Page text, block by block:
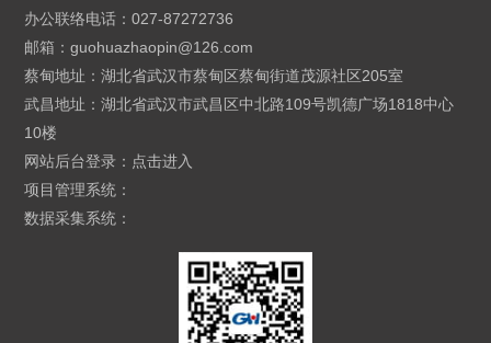
办公联络电话：027-87272736
邮箱：guohuazhaopin@126.com
蔡甸地址：湖北省武汉市蔡甸区蔡甸街道茂源社区205室
武昌地址：湖北省武汉市武昌区中北路109号凯德广场1818中心
10楼
网站后台登录： 点击进入
项目管理系统：
数据采集系统：